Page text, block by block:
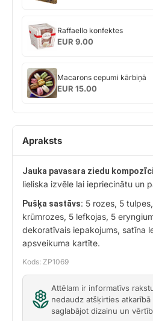
Raffaello
konfektes
Raffaello konfektes
EUR 9.00
Macarons
cepumi
kārbiņā
Macarons cepumi kārbiņā
EUR 15.00
Apraksts
Jauka pavasara ziedu
lieliska izvēle lai iepriecinātu un
Pušķa sastāvs: 5 rozes, 5
krūmrozes, 5 lefkojas, 5
dekoratīvais iepakojums, satīna
apsveikuma kartīte.
Kods: ZP1069
Attēlam ir informatīvs
nedaudz atšķirties
saglabājot dizainu un